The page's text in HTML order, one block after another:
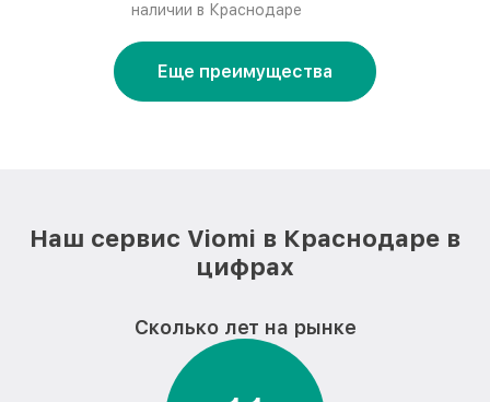
наличии в Краснодаре
Еще преимущества
Наш сервис Viomi в Краснодаре в
цифрах
Сколько лет на рынке